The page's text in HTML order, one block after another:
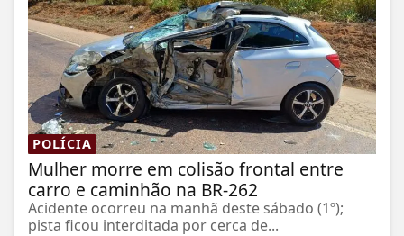
POLÍCIA
Mulher morre em colisão frontal entre
carro e caminhão na BR-262
Acidente ocorreu na manhã deste sábado (1º);
pista ficou interditada por cerca de...